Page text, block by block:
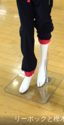
リーボックと樫